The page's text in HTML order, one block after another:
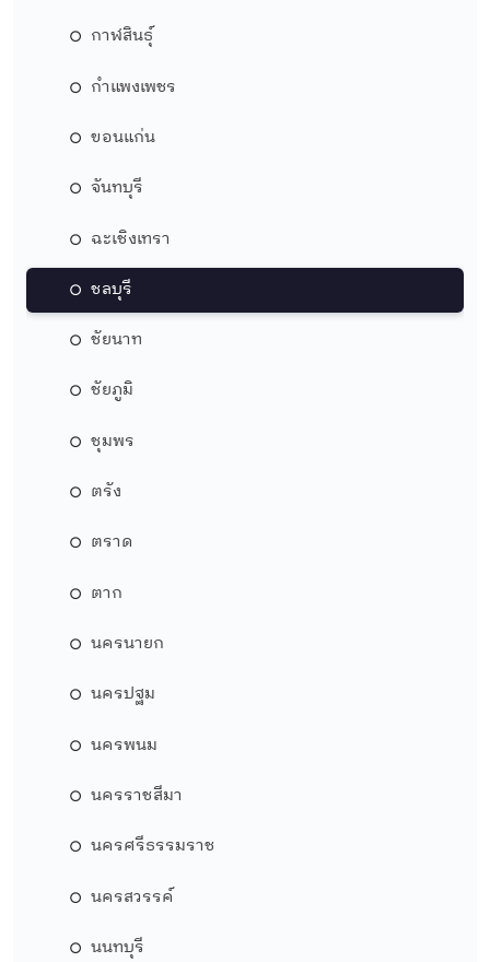
กาฬสินธุ์
กำแพงเพชร
ขอนแก่น
จันทบุรี
ฉะเชิงเทรา
ชลบุรี
ชัยนาท
ชัยภูมิ
ชุมพร
ตรัง
ตราด
ตาก
นครนายก
นครปฐม
นครพนม
นครราชสีมา
นครศรีธรรมราช
นครสวรรค์
นนทบุรี